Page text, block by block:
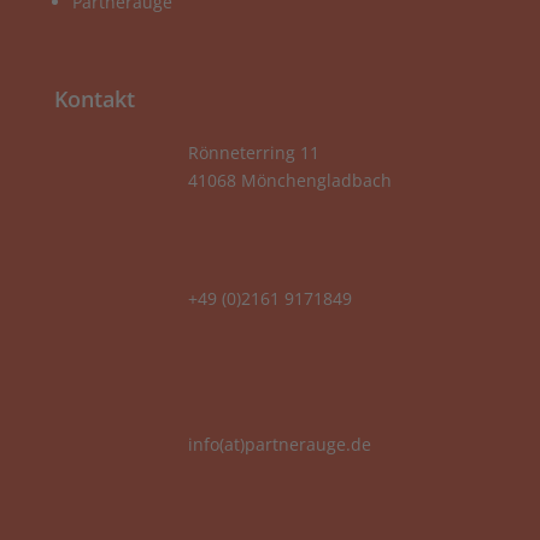
Kontakt
Rönneterring 11
41068 Mönchengladbach
+49 (0)2161 9171849
info(at)partnerauge.de